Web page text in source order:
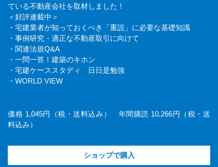
ている不動産会社を取材しました！
＜好評連載中＞
・宅建業者が知っておくべき「重説」に必要な基礎知識
・事例研究・適正な不動産取引に向けて
・関連法規Q&A
・一問一答！建築のキホン
・宅建ケーススタディ 日日是勉強
・WORLD VIEW
価格 1,045円（税・送料込み） 年間購読 10,266円（税・送
料込み）
ショップで購入